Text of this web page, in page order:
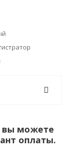
вы можете
оплаты.